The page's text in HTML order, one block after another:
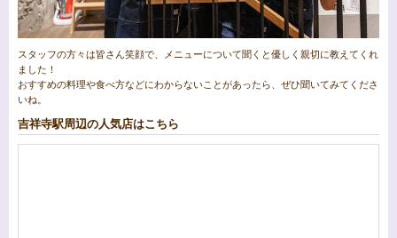
スタッフの方々は皆さん笑顔で、メニューについて聞くと優しく親切に教えてくれ
ました！
おすすめの料理や食べ方などにわからないことがあったら、ぜひ聞いてみてくださ
いね。
吉祥寺駅周辺の人気店はこちら